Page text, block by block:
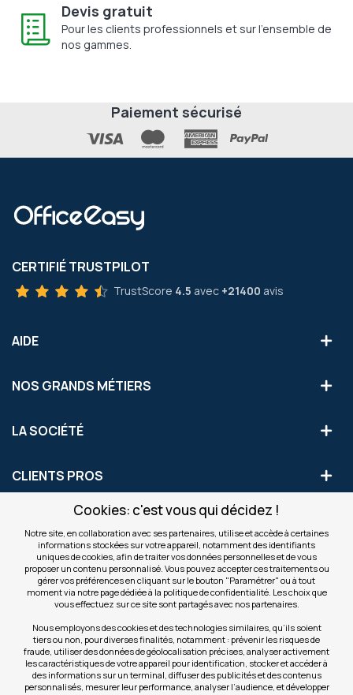
Cookies: c'est vous qui décidez !
Notre site, en collaboration avec ses partenaires, utilise et accède à certaines
informations stockées sur votre appareil, notamment des identifiants
uniques de cookies, afin de traiter vos données personnelles et de vous
proposer un contenu personnalisé. Vous pouvez accepter ces traitements ou
gérer vos préférences en cliquant sur le bouton "Paramétrer" ou à tout
moment via notre page dédiée à la politique de confidentialité. Les choix que
vous effectuez sur ce site sont partagés avec nos partenaires.
Nous employons des cookies et des technologies similaires, qu’ils soient
tiers ou non, pour diverses finalités, notamment : prévenir les risques de
fraude, utiliser des données de géolocalisation précises, analyser activement
les caractéristiques de votre appareil pour identification, stocker et accéder à
des informations sur un terminal, diffuser des publicités et des contenus
personnalisés, mesurer leur performance, analyser l’audience, et développer
Devis gratuit
Pour les clients professionnels et sur l'ensemble de
nos gammes.
Paiement sécurisé
CERTIFIÉ TRUSTPILOT
TrustScore 4.5 avec +21400 avis
AIDE
NOS GRANDS MÉTIERS
LA SOCIÉTÉ
CLIENTS PROS
S'INSCRIRE AUX OFFRES COMMERCIALES
Inscription
notre
newsletter
Valider
NOS SITES